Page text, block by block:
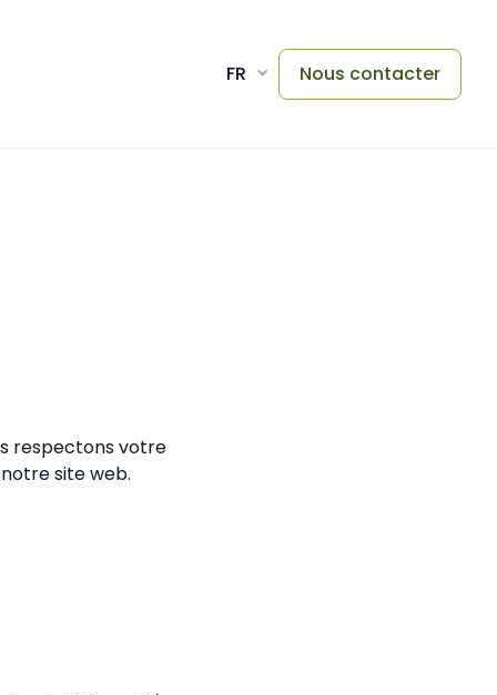
FR Nous contacter
respectons votre
site web.